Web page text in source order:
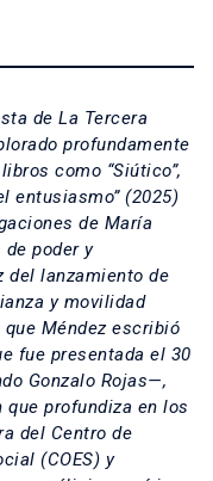
de La Tercera
profundamente
como “Siútico”,
entusiasmo” (2025)
de María
poder y
lanzamiento de
y movilidad
Méndez escribió
fue presentada el 30
Gonzalo Rojas—,
profundiza en los
del Centro de
(COES) y